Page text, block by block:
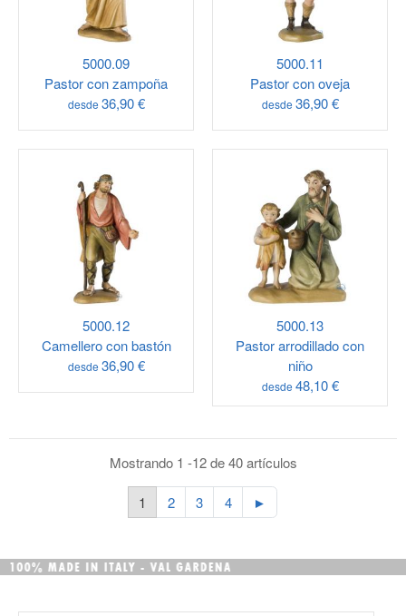
5000.09
Pastor con zampoña
desde 36,90 €
5000.11
Pastor con oveja
desde 36,90 €
5000.12
Camellero con bastón
desde 36,90 €
5000.13
Pastor arrodillado con
niño
desde 48,10 €
Mostrando 1 -12 de 40 artículos
1 2 3 4 ►